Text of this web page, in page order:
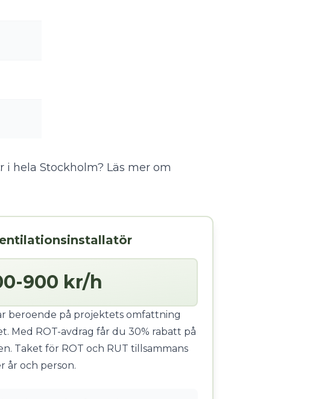
i hela Stockholm? Läs mer om
900 kr/h
beroende på projektets omfattning
Med ROT-avdrag får du 30% rabatt på
Taket för ROT och RUT tillsammans
år och person.